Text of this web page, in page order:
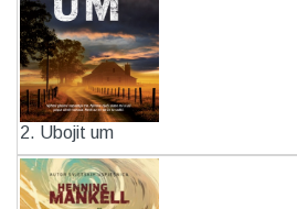
2. Ubojit um